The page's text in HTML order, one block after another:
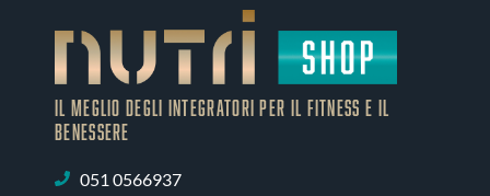
IL MEGLIO DEGLI Integratori PER IL FITNESS E IL
BENESSERE
051 0566937